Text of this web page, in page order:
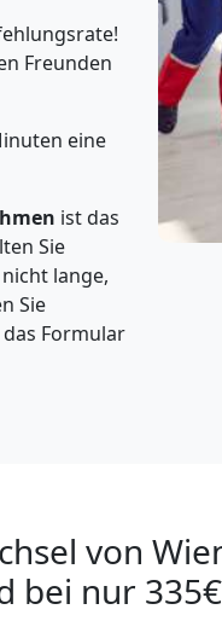
Freunden
eine
ist das
Sie
lange,
Sie
Formular
von
bei nur 335€